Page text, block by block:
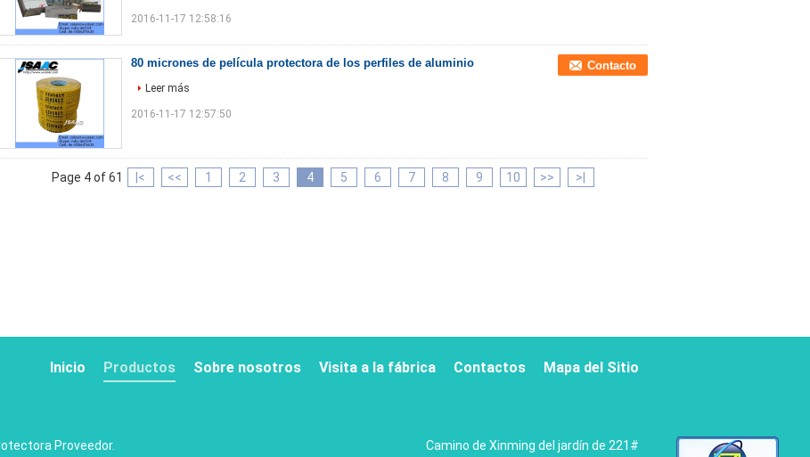
2016-11-17 12:58:16
80 micrones de película protectora de los perfiles de aluminio Contacto
Leer más
2016-11-17 12:57:50
Page 4 of 61 |< << 1 2 3 4 5 6 7 8 9 10 >> >|
Mapa del Sitio
Contactos
Visita a la fábrica
Sobre nosotros
Productos
Inicio
Proveedor.
Camino de Xinming del jardín de 221#